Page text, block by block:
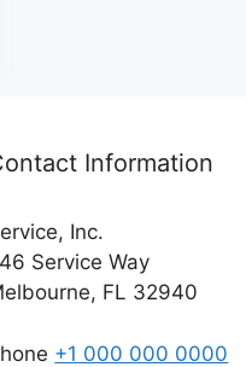
Information
Inc.
Service Way
FL 32940
+1 000 000 0000